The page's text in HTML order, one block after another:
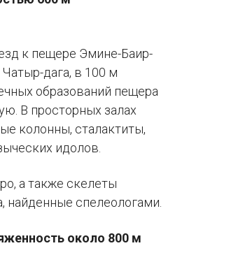
к пещере Эмине-Баир-
дага, в 100 м
образований пещера
В просторных залах
колонны, сталактиты,
идолов.
а также скелеты
найденные спелеологами.
около 800 м